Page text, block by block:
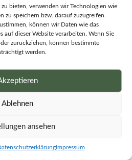
bieten, verwenden wir Technologien wie
zu speichern bzw. darauf zuzugreifen.
können wir Daten wie das
auf dieser Website verarbeiten. Wenn Sie
zurückziehen, können bestimmte
werden.
Ablehnen
ansehen
Impressum